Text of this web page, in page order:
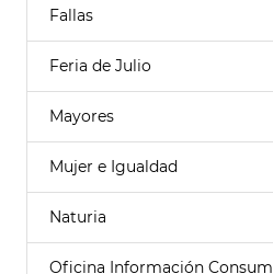
Fallas
Feria de Julio
Mayores
Mujer e Igualdad
Naturia
Oficina Información